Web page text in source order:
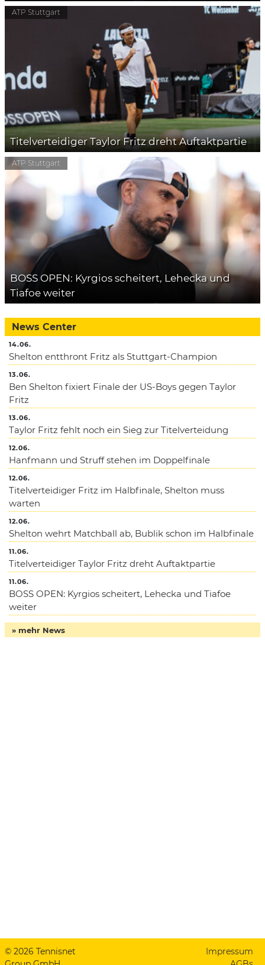
ATP Stuttgart
Titelverteidiger Taylor Fritz dreht Auftaktpartie
ATP Stuttgart
BOSS OPEN: Kyrgios scheitert, Lehecka und
Tiafoe weiter
News Center
14.06.
Shelton entthront Fritz als Stuttgart-Champion
13.06.
Ben Shelton fixiert Finale der US-Boys gegen Taylor
Fritz
13.06.
Taylor Fritz fehlt noch ein Sieg zur Titelverteidung
12.06.
Hanfmann und Struff stehen im Doppelfinale
12.06.
Titelverteidiger Fritz im Halbfinale, Shelton muss
warten
12.06.
Shelton wehrt Matchball ab, Bublik schon im Halbfinale
11.06.
Titelverteidiger Taylor Fritz dreht Auftaktpartie
11.06.
BOSS OPEN: Kyrgios scheitert, Lehecka und Tiafoe
weiter
» mehr News
© 2026 Tennisnet
Impressum